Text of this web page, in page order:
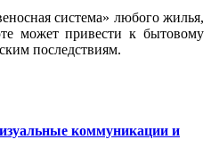
система» любого жилья,
может привести к бытовому
последствиям.
коммуникации и